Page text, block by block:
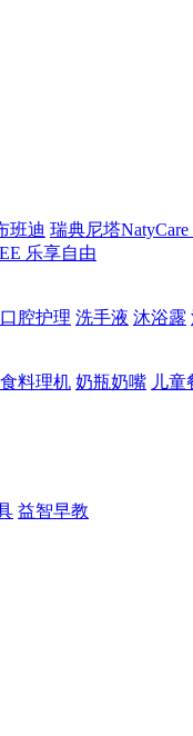
班迪 瑞典尼塔NatyCare
乐享自由
腔护理 洗手液 沐浴露
料理机 奶瓶奶嘴 儿童
益智早教